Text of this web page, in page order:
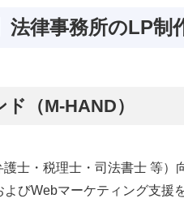
法律事務所のLP制
ド（M-HAND）
士・税理士・司法書士 等）
びWebマーケティング支援